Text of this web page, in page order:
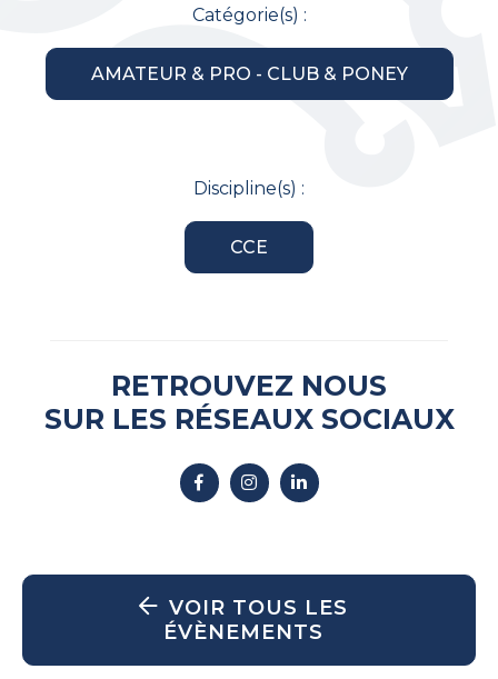
Catégorie(s) :
AMATEUR & PRO - CLUB & PONEY
Discipline(s) :
CCE
RETROUVEZ NOUS
SUR LES RÉSEAUX SOCIAUX
VOIR TOUS LES
ÉVÈNEMENTS